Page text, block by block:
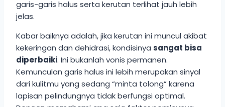
garis-garis halus serta kerutan terlihat jauh lebih
jelas.
Kabar baiknya adalah, jika kerutan ini muncul akibat
kekeringan dan dehidrasi, kondisinya sangat bisa
diperbaiki. Ini bukanlah vonis permanen.
Kemunculan garis halus ini lebih merupakan sinyal
dari kulitmu yang sedang “minta tolong” karena
lapisan pelindungnya tidak berfungsi optimal.